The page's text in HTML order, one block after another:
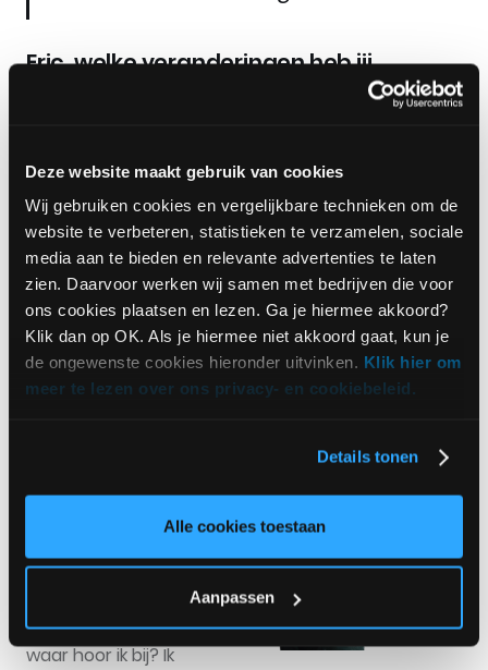
Deze website maakt gebruik van cookies
Wij gebruiken cookies en vergelijkbare technieken om de
website te verbeteren, statistieken te verzamelen, sociale
media aan te bieden en relevante advertenties te laten
zien. Daarvoor werken wij samen met bedrijven die voor
ons cookies plaatsen en lezen. Ga je hiermee akkoord?
Klik dan op OK. Als je hiermee niet akkoord gaat, kun je
de ongewenste cookies hieronder uitvinken. Klik hier om
meer te lezen over ons privacy- en cookiebeleid.
Details tonen
Alle cookies toestaan
Aanpassen
Eric, welke veranderingen heb jij
communiceer. Ik bemoeide me bijvoorbeeld
weleens met mensen die niet in mijn domein zitten,
wat kon zorgen voor irritaties. Om dat contact te
verbeteren heb ik simpelweg benoemd dat ik
ermee bezig ben, en ook op andere momenten
maak ik expliciet dat ik dingen anders aan wil
pakken. Dat wordt altijd gewaardeerd. Naar mijn
mening haal je met positiviteit het beste uit
mensen. Dat pas ik ook toe in mijn leiderschap en
‘How to lead’ heeft me erin gesterkt dat ik daarin
ik ook ingezien dat
je voor harmonie
soms offers moet
maken. Dat ging
positionering:
waar hoor ik bij? Ik